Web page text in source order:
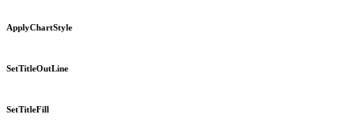
ApplyChartStyle
SetTitleOutLine
SetTitleFill